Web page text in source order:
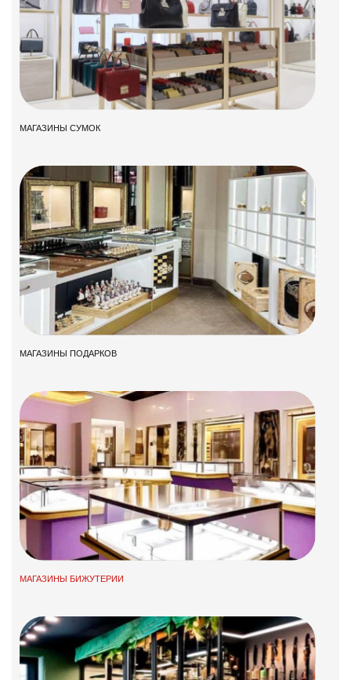
МАГАЗИНЫ СУМОК
МАГАЗИНЫ ПОДАРКОВ
МАГАЗИНЫ БИЖУТЕРИИ